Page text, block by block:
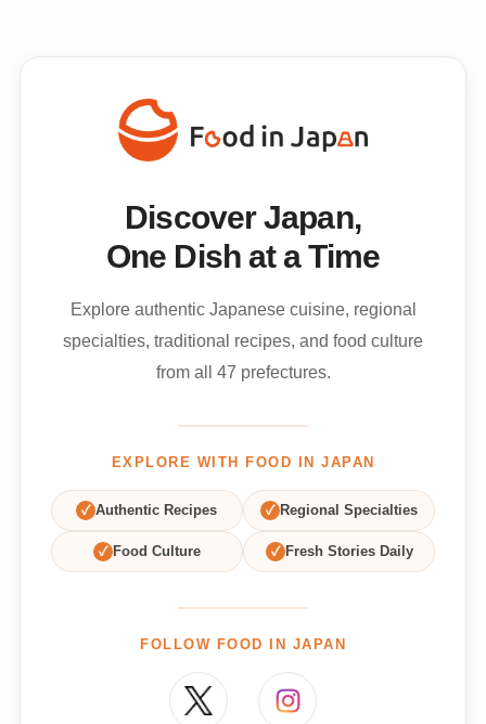
Discover Japan,
One Dish at a Time
Explore authentic Japanese cuisine, regional
specialties, traditional recipes, and food culture
from all 47 prefectures.
EXPLORE WITH FOOD IN JAPAN
✓ Authentic Recipes ✓ Regional Specialties
✓ Food Culture ✓ Fresh Stories Daily
FOLLOW FOOD IN JAPAN